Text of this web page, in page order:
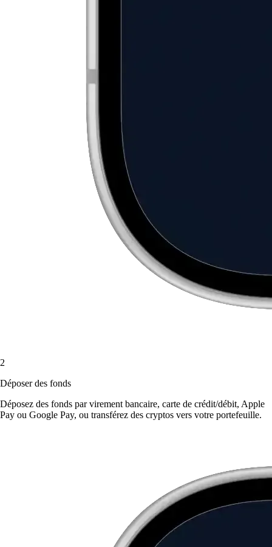
2
Déposer des fonds
Déposez des fonds par virement bancaire, carte de crédit/débit, Apple
Pay ou Google Pay, ou transférez des cryptos vers votre portefeuille.